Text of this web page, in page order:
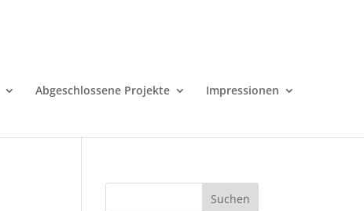
Abgeschlossene Projekte
Impressionen